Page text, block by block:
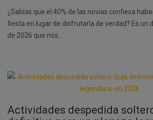
¿Sabías que el 40% de las novias confiesa
fiesta en lugar de disfrutarla de verdad? Es un
de 2026 que nos…
Actividades despedida